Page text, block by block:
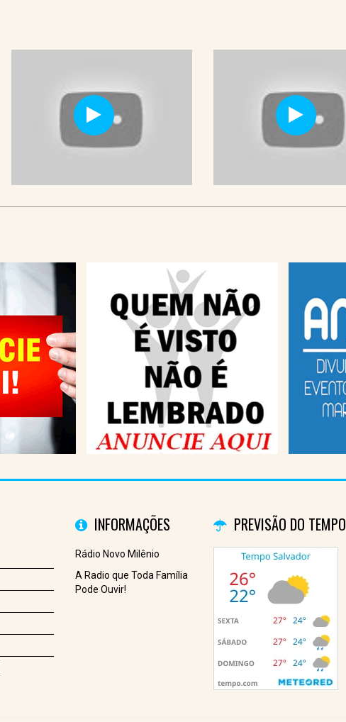
INFORMAÇÕES
Rádio Novo Milênio
A Radio que Toda Família
Pode Ouvir!
PREVISÃO DO TEMPO